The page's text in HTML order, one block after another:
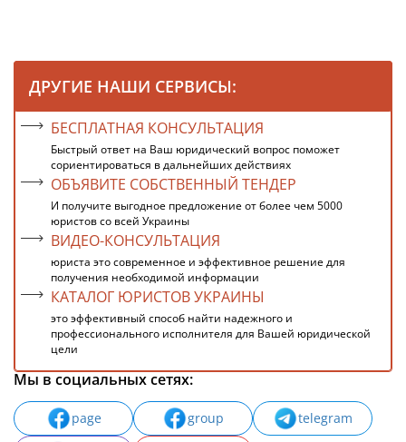
ДРУГИЕ НАШИ СЕРВИСЫ:
БЕСПЛАТНАЯ КОНСУЛЬТАЦИЯ
Быстрый ответ на Ваш юридический вопрос поможет
сориентироваться в дальнейших действиях
ОБЪЯВИТЕ СОБСТВЕННЫЙ ТЕНДЕР
И получите выгодное предложение от более чем 5000
юристов со всей Украины
ВИДЕО-КОНСУЛЬТАЦИЯ
юриста это современное и эффективное решение для
получения необходимой информации
КАТАЛОГ ЮРИСТОВ УКРАИНЫ
это эффективный способ найти надежного и
профессионального исполнителя для Вашей юридической
цели
Мы в социальных сетях:
page group
telegram